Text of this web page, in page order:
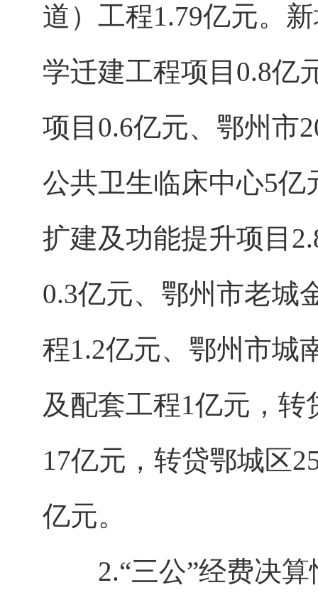
道）工程1.79亿元。
学迁建工程项目0.8亿
项目0.6亿元、鄂州市
公共卫生临床中心5
扩建及功能提升项目
0.3亿元、鄂州市老城
程1.2亿元、鄂州市城
及配套工程1亿元，转
17亿元，转贷鄂城区
亿元。
2.“三公”经费决算